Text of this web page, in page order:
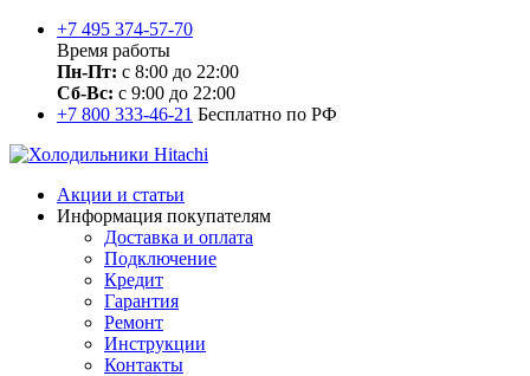
+7 495 374-57-70
Время работы
Пн-Пт: с 8:00 до 22:00
Сб-Вс: с 9:00 до 22:00
+7 800 333-46-21 Бесплатно по РФ
Акции и статьи
Информация покупателям
Доставка и оплата
Подключение
Кредит
Гарантия
Ремонт
Инструкции
Контакты